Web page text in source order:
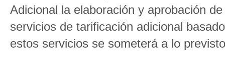
Adicional la elaboración y aprobación
servicios de tarificación adicional
estos servicios se someterá a lo